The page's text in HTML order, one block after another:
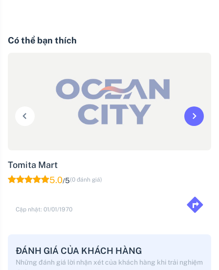
Có thể bạn thích
Tomita Mart
5.0/5(0 đánh giá)
Cập nhật: 01/01/1970
ĐÁNH GIÁ CỦA KHÁCH HÀNG
Những đánh giá lời nhận xét của khách hàng khi trải nghiệm